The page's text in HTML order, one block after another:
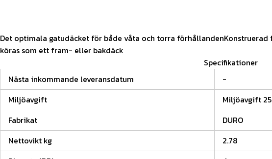
Det optimala gatudäcket för både våta och torra förhållandenKonstruerad
köras som ett fram- eller bakdäck
Specifikationer
Nästa inkommande leveransdatum
-
Miljöavgift
Miljöavgift
Fabrikat
DURO
Nettovikt kg
2.78